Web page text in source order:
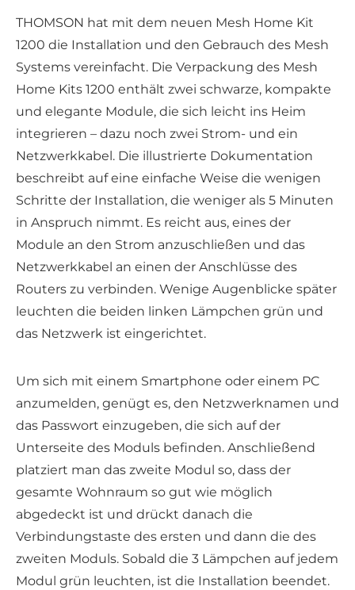
THOMSON hat mit dem neuen Mesh Home Kit
1200 die Installation und den Gebrauch des Mesh
Systems vereinfacht. Die Verpackung des Mesh
Home Kits 1200 enthält zwei schwarze, kompakte
und elegante Module, die sich leicht ins Heim
integrieren – dazu noch zwei Strom- und ein
Netzwerkkabel. Die illustrierte Dokumentation
beschreibt auf eine einfache Weise die wenigen
Schritte der Installation, die weniger als 5 Minuten
in Anspruch nimmt. Es reicht aus, eines der
Module an den Strom anzuschließen und das
Netzwerkkabel an einen der Anschlüsse des
Routers zu verbinden. Wenige Augenblicke später
leuchten die beiden linken Lämpchen grün und
das Netzwerk ist eingerichtet.
Um sich mit einem Smartphone oder einem PC
anzumelden, genügt es, den Netzwerknamen und
das Passwort einzugeben, die sich auf der
Unterseite des Moduls befinden. Anschließend
platziert man das zweite Modul so, dass der
gesamte Wohnraum so gut wie möglich
abgedeckt ist und drückt danach die
Verbindungstaste des ersten und dann die des
zweiten Moduls. Sobald die 3 Lämpchen auf jedem
Modul grün leuchten, ist die Installation beendet.